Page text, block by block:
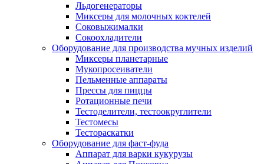
Льдогенераторы
Миксеры для молочных коктелей
Соковыжималки
Сокоохладители
Оборудование для производства мучных изделий
Миксеры планетарные
Мукопросеиватели
Пельменные аппараты
Прессы для пиццы
Ротационные печи
Тестоделители, тестоокруглители
Тестомесы
Тестораскатки
Оборудование для фаст-фуда
Аппарат для варки кукурузы